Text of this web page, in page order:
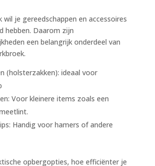
wil je gereedschappen en accessoires
hebben. Daarom zijn
een belangrijk onderdeel van
(holsterzakken): ideaal voor
Voor kleinere items zoals een
Handig voor hamers of andere
opbergopties, hoe efficiënter je